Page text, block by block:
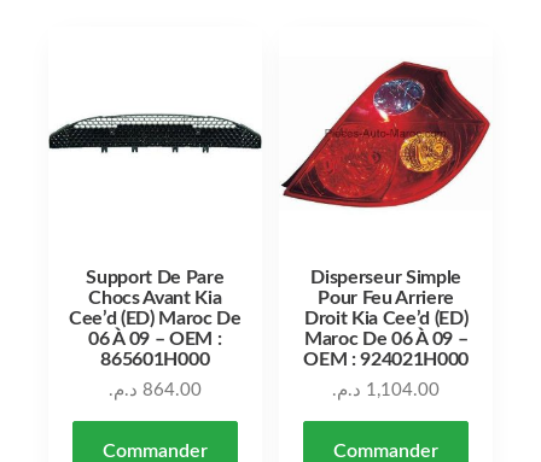
Support De Pare
Chocs Avant Kia
Cee’d (ED) Maroc De
06 À 09 – OEM :
865601H000
864.00 د.م.
Commander
Disperseur Simple
Pour Feu Arriere
Droit Kia Cee’d (ED)
Maroc De 06 À 09 –
OEM : 924021H000
1,104.00 د.م.
Commander